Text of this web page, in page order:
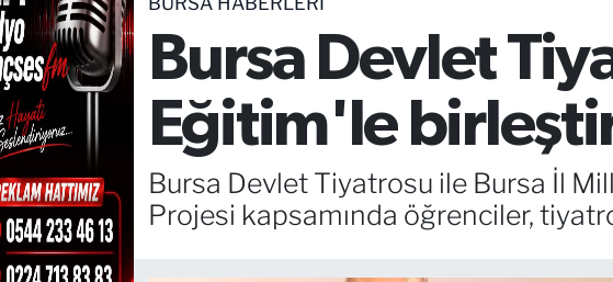
Bursa Devlet
Eğitim'le
Bursa Devlet Tiyatrosu ile Bursa İl
Projesi kapsamında öğrenciler,
TEKNOLOJİ
CANLI DİNLE
RESMİ İLANLAR
Gencsesfm Canlı Dinle